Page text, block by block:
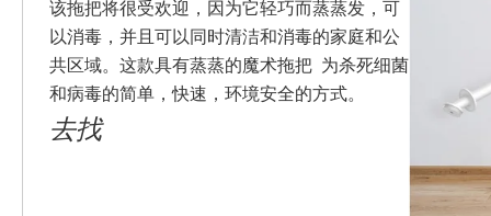
该拖把将很受欢迎，因为它轻巧而蒸蒸发，可
以消毒，并且可以同时清洁和消毒的家庭和公
共区域。这款具有蒸蒸的魔术拖把 为杀死细菌
和病毒的简单，快速，环境安全的方式。
去找